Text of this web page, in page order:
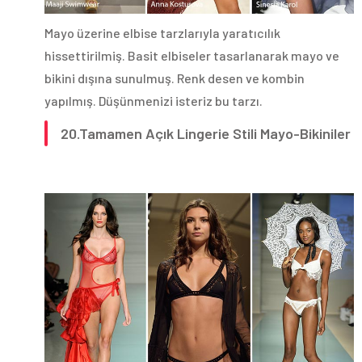
Mayo üzerine elbise tarzlarıyla yaratıcılık
hissettirilmiş. Basit elbiseler tasarlanarak mayo ve
bikini dışına sunulmuş. Renk desen ve kombin
yapılmış. Düşünmenizi isteriz bu tarzı.
20.Tamamen Açık Lingerie Stili Mayo-Bikiniler